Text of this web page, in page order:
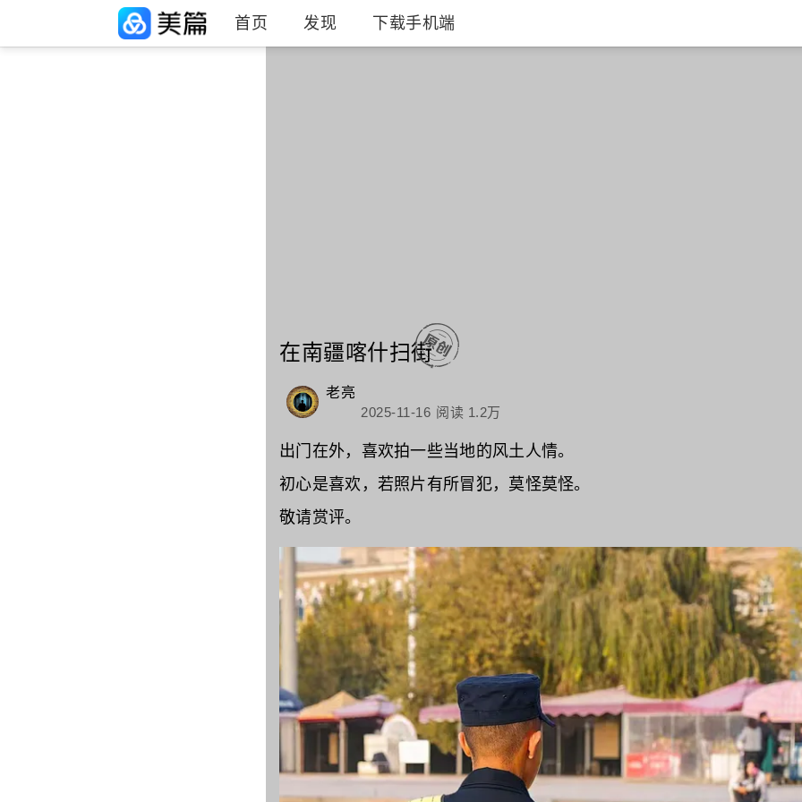
首页 发现 下载手机端
在南疆喀什扫街
老亮
2025-11-16 阅读 1.2万
出门在外，喜欢拍一些当地的风土人情。
初心是喜欢，若照片有所冒犯，莫怪莫怪。
敬请赏评。